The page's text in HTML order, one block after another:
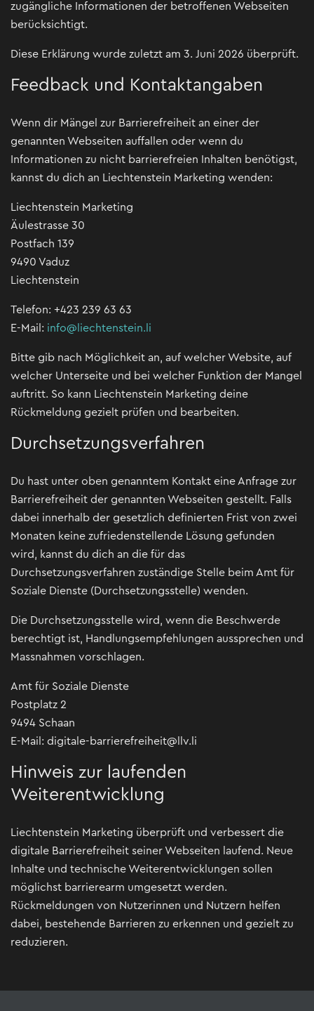
zugängliche Informationen der betroffenen Webseiten
berücksichtigt.
Diese Erklärung wurde zuletzt am 3. Juni 2026 überprüft.
Feedback und Kontaktangaben
Wenn dir Mängel zur Barrierefreiheit an einer der
genannten Webseiten auffallen oder wenn du
Informationen zu nicht barrierefreien Inhalten benötigst,
kannst du dich an Liechtenstein Marketing wenden:
Liechtenstein Marketing
Äulestrasse 30
Postfach 139
9490 Vaduz
Liechtenstein
Telefon: +423 239 63 63
E-Mail: info@liechtenstein.li
Bitte gib nach Möglichkeit an, auf welcher Website, auf
welcher Unterseite und bei welcher Funktion der Mangel
auftritt. So kann Liechtenstein Marketing deine
Rückmeldung gezielt prüfen und bearbeiten.
Durchsetzungsverfahren
Du hast unter oben genanntem Kontakt eine Anfrage zur
Barrierefreiheit der genannten Webseiten gestellt. Falls
dabei innerhalb der gesetzlich definierten Frist von zwei
Monaten keine zufriedenstellende Lösung gefunden
wird, kannst du dich an die für das
Durchsetzungsverfahren zuständige Stelle beim Amt für
Soziale Dienste (Durchsetzungsstelle) wenden.
Die Durchsetzungsstelle wird, wenn die Beschwerde
berechtigt ist, Handlungsempfehlungen aussprechen und
Massnahmen vorschlagen.
Amt für Soziale Dienste
Postplatz 2
9494 Schaan
E-Mail: digitale-barrierefreiheit@llv.li
Hinweis zur laufenden
Weiterentwicklung
Liechtenstein Marketing überprüft und verbessert die
digitale Barrierefreiheit seiner Webseiten laufend. Neue
Inhalte und technische Weiterentwicklungen sollen
möglichst barrierearm umgesetzt werden.
Rückmeldungen von Nutzerinnen und Nutzern helfen
dabei, bestehende Barrieren zu erkennen und gezielt zu
reduzieren.